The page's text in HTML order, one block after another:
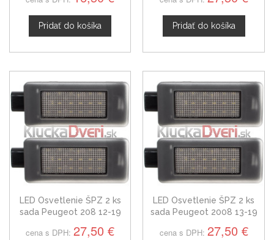
Pridať do košíka Pridať do košíka
LED Osvetlenie ŠPZ 2 ks
sada Peugeot 208 12-19
cena s DPH: 27,50 €
LED Osvetlenie ŠPZ 2 ks
sada Peugeot 2008 13-19
cena s DPH: 27,50 €